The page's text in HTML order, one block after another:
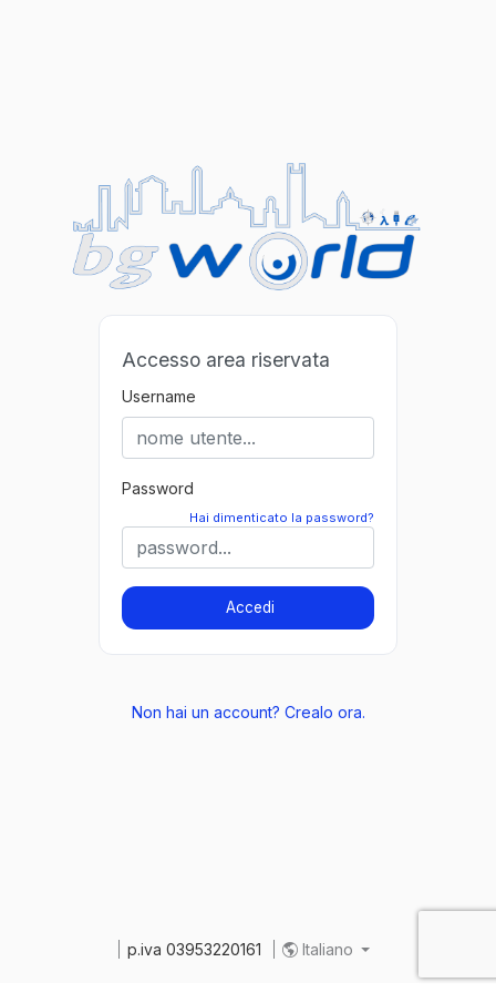
Accesso area riservata
Username
Password
Hai dimenticato la password?
Accedi
Non hai un account? Crealo ora.
p.iva 03953220161 Italiano